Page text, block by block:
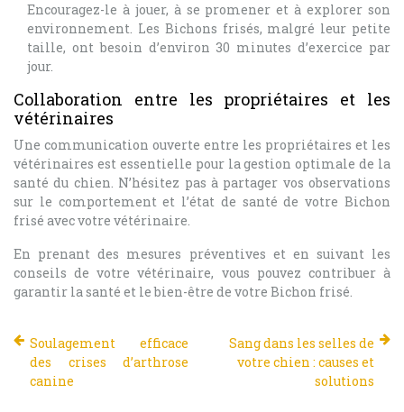
Encouragez-le à jouer, à se promener et à explorer son
environnement. Les Bichons frisés, malgré leur petite
taille, ont besoin d’environ 30 minutes d’exercice par
jour.
Collaboration entre les propriétaires et les
vétérinaires
Une communication ouverte entre les propriétaires et les
vétérinaires est essentielle pour la gestion optimale de la
santé du chien. N’hésitez pas à partager vos observations
sur le comportement et l’état de santé de votre Bichon
frisé avec votre vétérinaire.
En prenant des mesures préventives et en suivant les
conseils de votre vétérinaire, vous pouvez contribuer à
garantir la santé et le bien-être de votre Bichon frisé.
Soulagement efficace
des crises d’arthrose
canine
Sang dans les selles de
votre chien : causes et
solutions